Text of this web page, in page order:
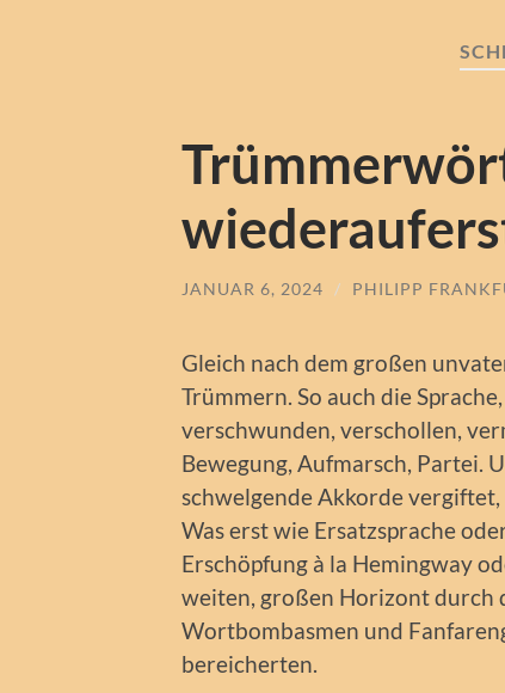
JANUAR 6, 2024 / PHILIPP
Gleich nach dem großen
Trümmern. So auch die
verschwunden, verschollen,
Bewegung, Aufmarsch, Partei.
schwelgende Akkorde
Was erst wie Ersatzsprache
Erschöpfung à la Hemingway
weiten, großen Horizont
Wortbombasmen und
bereicherten.